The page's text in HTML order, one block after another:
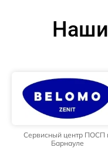
Сервисный центр ПОСП
Барнауле